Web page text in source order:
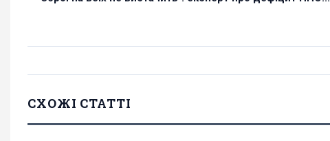
СХОЖІ СТАТТІ